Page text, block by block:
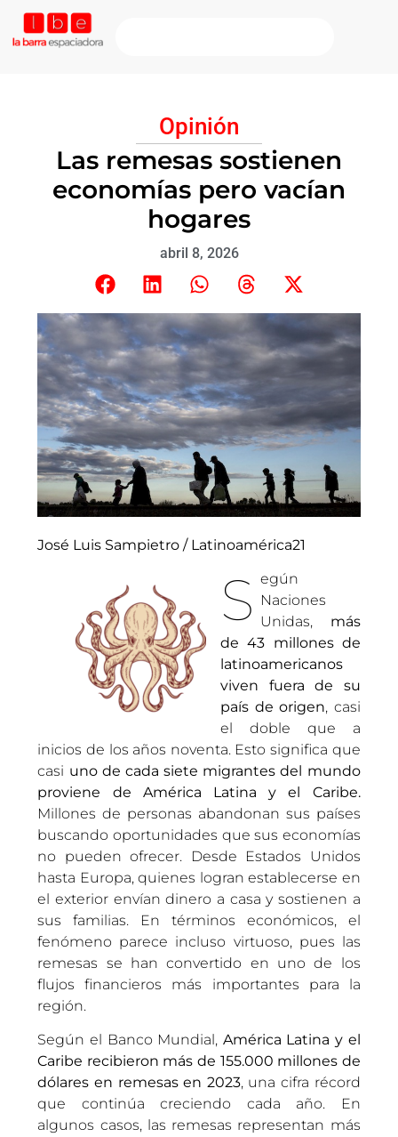
Opinión
Las remesas sostienen
economías pero vacían
hogares
abril 8, 2026
José Luis Sampietro / Latinoamérica21
S egún
Naciones
Unidas, más
de 43 millones de
latinoamericanos
viven fuera de su
país de origen, casi
el doble que a
inicios de los años noventa. Esto significa que
casi uno de cada siete migrantes del mundo
proviene de América Latina y el Caribe.
Millones de personas abandonan sus países
buscando oportunidades que sus economías
no pueden ofrecer. Desde Estados Unidos
hasta Europa, quienes logran establecerse en
el exterior envían dinero a casa y sostienen a
sus familias. En términos económicos, el
fenómeno parece incluso virtuoso, pues las
remesas se han convertido en uno de los
flujos financieros más importantes para la
región.
Según el Banco Mundial, América Latina y el
Caribe recibieron más de 155.000 millones de
dólares en remesas en 2023, una cifra récord
que continúa creciendo cada año. En
algunos casos, las remesas representan más